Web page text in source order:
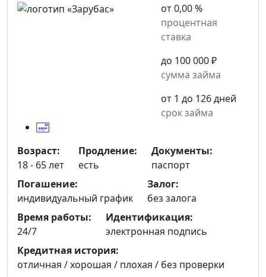
от 0,00 %
процентная
ставка
до 100 000 ₽
сумма займа
от 1 до 126 дней
срок займа
Возраст:
18 - 65 лет
Продление:
есть
Документы:
паспорт
Погашение:
индивидуальный график
Залог:
без залога
Время работы:
24/7
Идентификация:
электронная подпись
Кредитная история:
отличная / хорошая / плохая / без проверки